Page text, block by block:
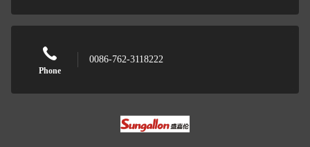
Phone
0086-762-3118222